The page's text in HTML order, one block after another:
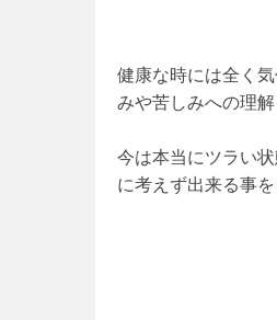
健康な時には全く
みや苦しみへの理
今は本当にツラい
に考えず出来る事